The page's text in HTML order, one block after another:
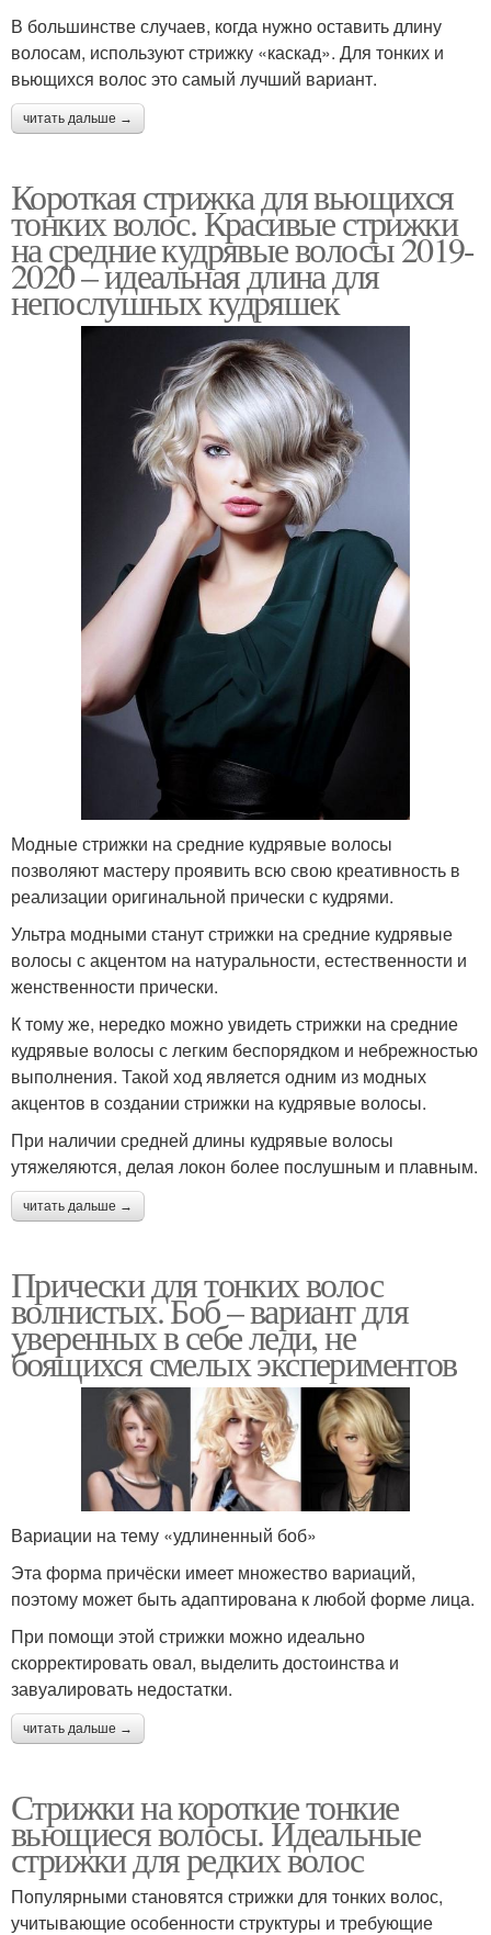
В большинстве случаев, когда нужно оставить длину
волосам, используют стрижку «каскад». Для тонких и
вьющихся волос это самый лучший вариант.
читать дальше →
Короткая стрижка для вьющихся
тонких волос. Красивые стрижки
на средние кудрявые волосы 2019-
2020 – идеальная длина для
непослушных кудряшек
Модные стрижки на средние кудрявые волосы
позволяют мастеру проявить всю свою креативность в
реализации оригинальной прически с кудрями.
Ультра модными станут стрижки на средние кудрявые
волосы с акцентом на натуральности, естественности и
женственности прически.
К тому же, нередко можно увидеть стрижки на средние
кудрявые волосы с легким беспорядком и небрежностью
выполнения. Такой ход является одним из модных
акцентов в создании стрижки на кудрявые волосы.
При наличии средней длины кудрявые волосы
утяжеляются, делая локон более послушным и плавным.
читать дальше →
Прически для тонких волос
волнистых. Боб – вариант для
уверенных в себе леди, не
боящихся смелых экспериментов
Вариации на тему «удлиненный боб»
Эта форма причёски имеет множество вариаций,
поэтому может быть адаптирована к любой форме лица.
При помощи этой стрижки можно идеально
скорректировать овал, выделить достоинства и
завуалировать недостатки.
читать дальше →
Стрижки на короткие тонкие
вьющиеся волосы. Идеальные
стрижки для редких волос
Популярными становятся стрижки для тонких волос,
учитывающие особенности структуры и требующие